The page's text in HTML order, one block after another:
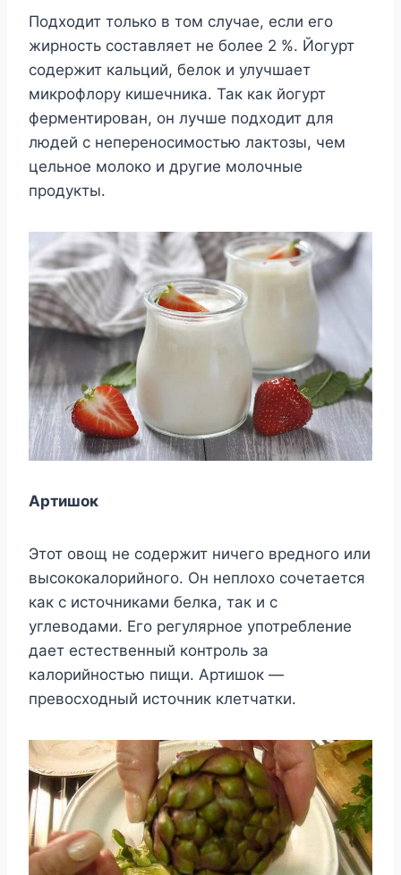
Подходит только в том случае, если его
жирность составляет не более 2 %. Йогурт
содержит кальций, белок и улучшает
микрофлору кишечника. Так как йогурт
ферментирован, он лучше подходит для
людей с непереносимостью лактозы, чем
цельное молоко и другие молочные
продукты.
Артишок
Этот овощ не содержит ничего вредного или
высококалорийного. Он неплохо сочетается
как с источниками белка, так и с
углеводами. Его регулярное употребление
дает естественный контроль за
калорийностью пищи. Артишок —
превосходный источник клетчатки.